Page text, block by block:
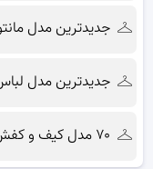
جدیدترین مدل مانتو خامه
جدیدترین مدل لباس
۷۰ مدل کیف و کفش شیک و جدید مناسب عید نوروز ۱۴۰۱